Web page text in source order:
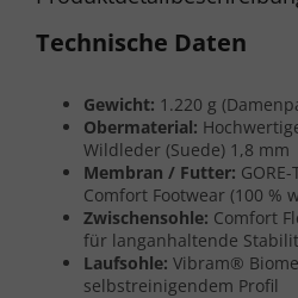
Technische Daten
Gewicht: 1.220 g
Obermaterial:
Wildleder (Suede) 1,8 mm
Membran / Futter:
Comfort Footwear (100 %
Zwischensohle: Comfort
für langanhaltende
Laufsohle: Vibram®
selbstreinigendem Profil